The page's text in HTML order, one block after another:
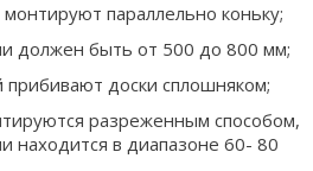
монтируют параллельно коньку;
должен быть от 500 до 800 мм;
прибивают доски сплошняком;
разреженным способом,
находится в диапазоне 60- 80